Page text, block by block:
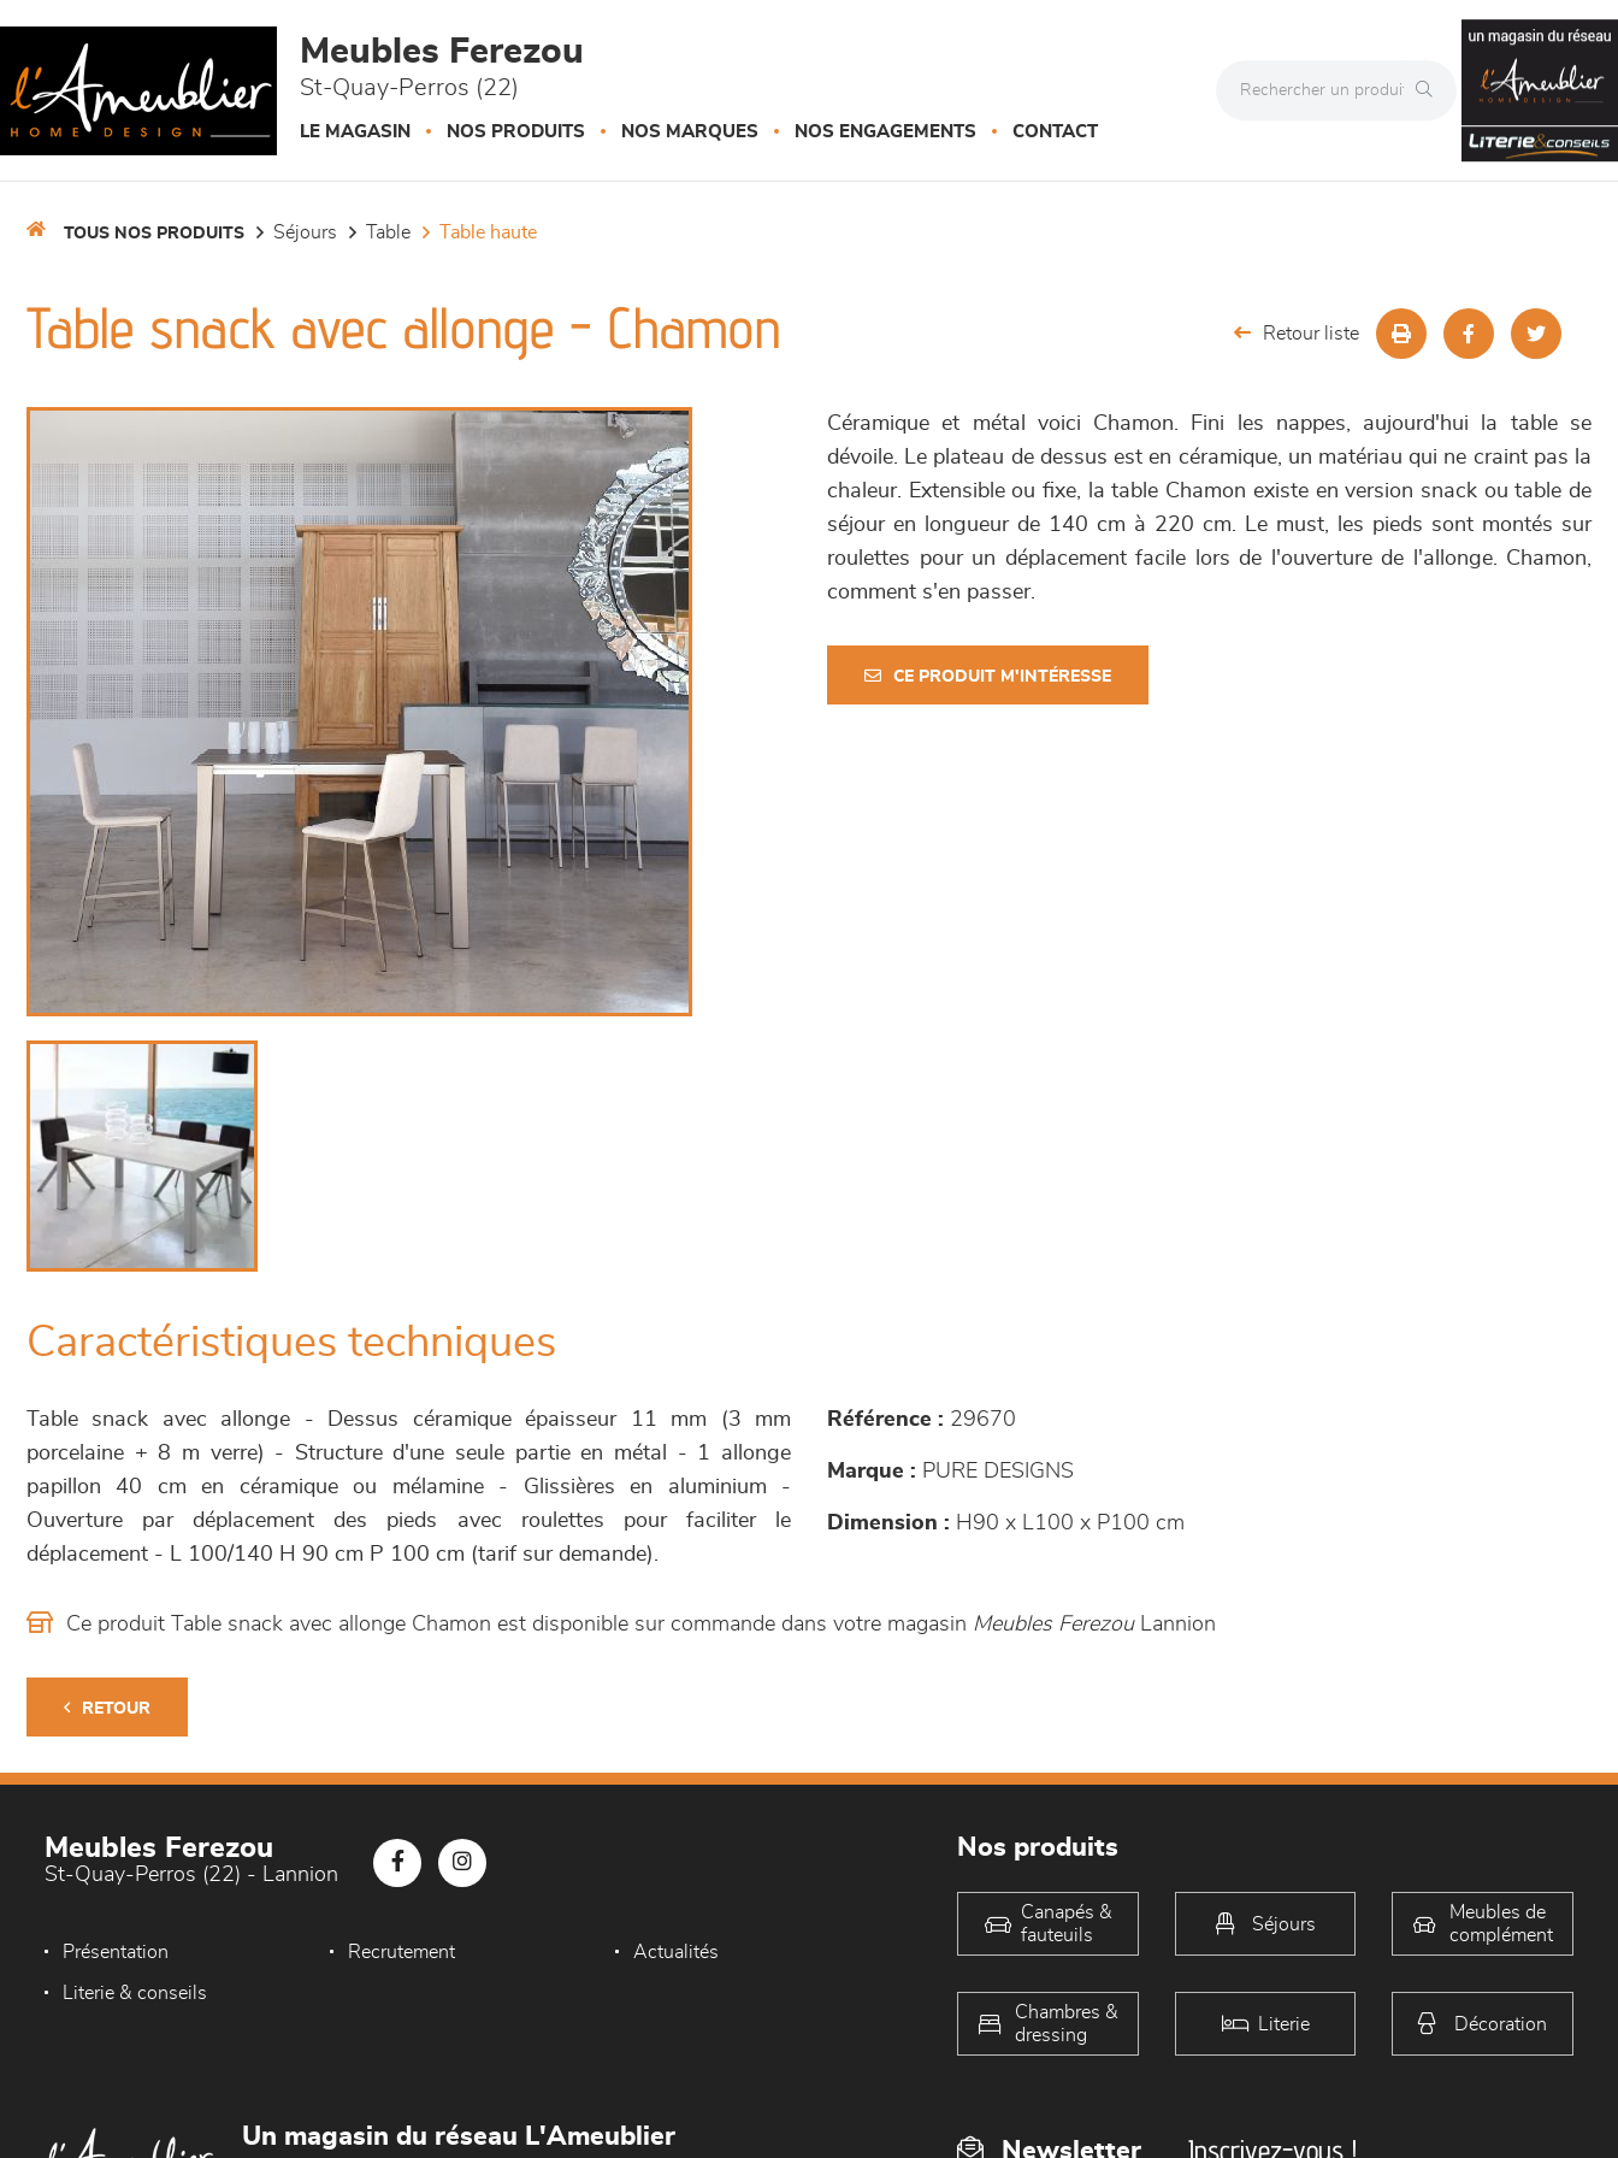
Meubles Ferezou
St-Quay-Perros (22)
LE MAGASIN NOS PRODUITS NOS MARQUES NOS ENGAGEMENTS CONTACT
TOUS NOS PRODUITS séjours table table haute
Table snack avec allonge - Chamon Retour liste
Céramique et métal voici Chamon. Fini les nappes, aujourd'hui la table se
dévoile. Le plateau de dessus est en céramique, un matériau qui ne craint pas la
chaleur. Extensible ou fixe, la table Chamon existe en version snack ou table de
séjour en longueur de 140 cm à 220 cm. Le must, les pieds sont montés sur
roulettes pour un déplacement facile lors de l'ouverture de l'allonge. Chamon,
comment s'en passer.
CE PRODUIT M'INTÉRESSE
Caractéristiques techniques
Table snack avec allonge - Dessus céramique épaisseur 11 mm (3 mm
porcelaine + 8 m verre) - Structure d'une seule partie en métal - 1 allonge
papillon 40 cm en céramique ou mélamine - Glissières en aluminium -
Ouverture par déplacement des pieds avec roulettes pour faciliter le
déplacement - L 100/140 H 90 cm P 100 cm (tarif sur demande).
Référence : 29670
Marque : PURE DESIGNS
Dimension : H90 x L100 x P100 cm
Ce produit Table snack avec allonge Chamon est disponible sur commande dans votre magasin Meubles FerezouLannion
RETOUR
Meubles Ferezou
St-Quay-Perros (22) - Lannion
Présentation Recrutement Actualités
Literie & conseils
Nos produits
Canapés &
fauteuils
Séjours
Meubles de
complément
Chambres &
dressing
Literie Décoration
Newsletter Inscrivez-vous !
Un magasin du réseau L'Ameublier